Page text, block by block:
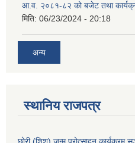
आ.व. २०८१-८२ को बजेट तथा
मिति: 06/23/2024 - 20:18
अन्य
स्थानिय राजपत्र
छोरी (शिशु) जन्म प्रोत्साहन कार्यक्रम